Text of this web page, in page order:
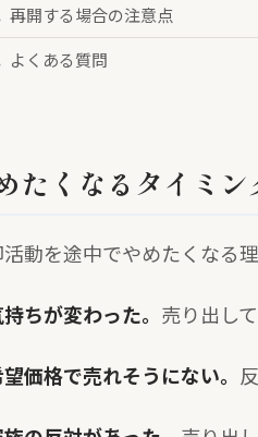
再開する場合の注意点
よくある質問
たくなるタイミン
動を途中でやめたくなる
持ちが変わった。 売り出し
望価格で売れそうにない。